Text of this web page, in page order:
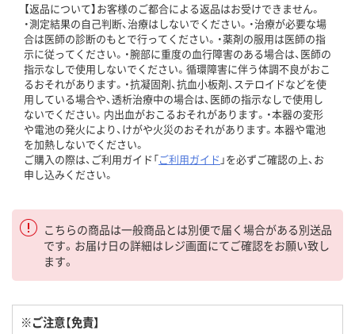
【返品について】お客様のご都合による返品はお受けできません。
・測定結果の自己判断、治療はしないでください。・治療が必要な場
合は医師の診断のもとで行ってください。・薬剤の服用は医師の指
示に従ってください。・腕部に重度の血行障害のある場合は、医師の
指示なしで使用しないでください。循環障害に伴う体調不良がおこ
るおそれがあります。・抗凝固剤、抗血小板剤、ステロイドなどを使
用している場合や、透析治療中の場合は、医師の指示なしで使用し
ないでください。内出血がおこるおそれがあります。・本器の変形
や電池の発火により、けがや火災のおそれがあります。本器や電池
を加熱しないでください。
ご購入の際は、ご利用ガイド「ご利用ガイド 」を必ずご確認の上、お
申し込みください。
こちらの商品は一般商品とは別便で届く場合がある別送品
です。お届け日の詳細はレジ画面にてご確認をお願い致し
ます。
※ご注意【免責】